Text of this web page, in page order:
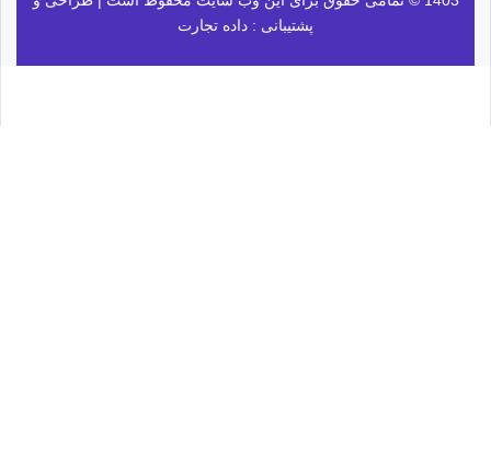
پشتیبانی : داده تجارت